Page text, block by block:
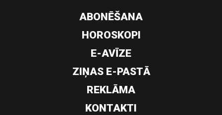
ABONĒŠANA
HOROSKOPI
E-AVĪZE
ZIŅAS E-PASTĀ
REKLĀMA
KONTAKTI